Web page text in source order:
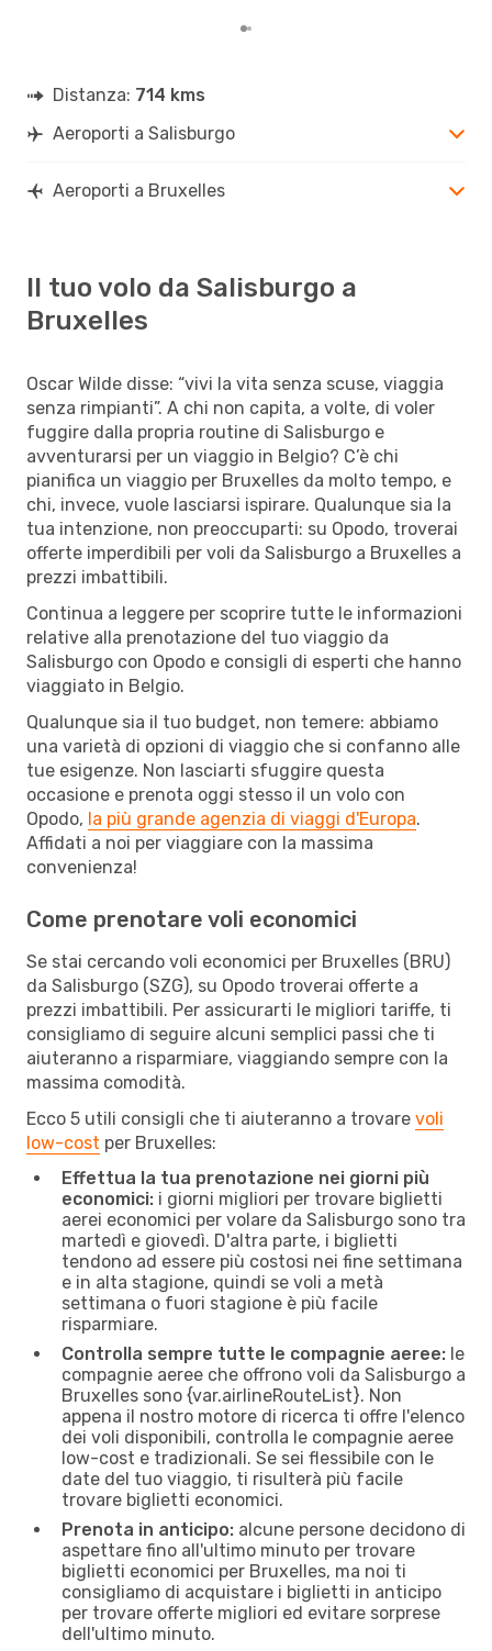
Distanza: 714 kms
Aeroporti a Salisburgo
Aeroporti a Bruxelles
Il tuo volo da Salisburgo a
Bruxelles
Oscar Wilde disse: “vivi la vita senza scuse, viaggia
senza rimpianti”. A chi non capita, a volte, di voler
fuggire dalla propria routine di Salisburgo e
avventurarsi per un viaggio in Belgio? C’è chi
pianifica un viaggio per Bruxelles da molto tempo, e
chi, invece, vuole lasciarsi ispirare. Qualunque sia la
tua intenzione, non preoccuparti: su Opodo, troverai
offerte imperdibili per voli da Salisburgo a Bruxelles a
prezzi imbattibili.
Continua a leggere per scoprire tutte le informazioni
relative alla prenotazione del tuo viaggio da
Salisburgo con Opodo e consigli di esperti che hanno
viaggiato in Belgio.
Qualunque sia il tuo budget, non temere: abbiamo
una varietà di opzioni di viaggio che si confanno alle
tue esigenze. Non lasciarti sfuggire questa
occasione e prenota oggi stesso il un volo con
Opodo, la più grande agenzia di viaggi d'Europa.
Affidati a noi per viaggiare con la massima
convenienza!
Come prenotare voli economici
Se stai cercando voli economici per Bruxelles (BRU)
da Salisburgo (SZG), su Opodo troverai offerte a
prezzi imbattibili. Per assicurarti le migliori tariffe, ti
consigliamo di seguire alcuni semplici passi che ti
aiuteranno a risparmiare, viaggiando sempre con la
massima comodità.
Ecco 5 utili consigli che ti aiuteranno a trovare voli
low-cost per Bruxelles:
Effettua la tua prenotazione nei giorni più
economici: i giorni migliori per trovare biglietti
aerei economici per volare da Salisburgo sono tra
martedì e giovedì. D'altra parte, i biglietti
tendono ad essere più costosi nei fine settimana
e in alta stagione, quindi se voli a metà
settimana o fuori stagione è più facile
risparmiare.
Controlla sempre tutte le compagnie aeree: le
compagnie aeree che offrono voli da Salisburgo a
Bruxelles sono {​var.airlineRouteList}. Non
appena il nostro motore di ricerca ti offre l'elenco
dei voli disponibili, controlla le compagnie aeree
low-cost e tradizionali. Se sei flessibile con le
date del tuo viaggio, ti risulterà più facile
trovare biglietti economici.
Prenota in anticipo: alcune persone decidono di
aspettare fino all'ultimo minuto per trovare
biglietti economici per Bruxelles, ma noi ti
consigliamo di acquistare i biglietti in anticipo
per trovare offerte migliori ed evitare sorprese
dell'ultimo minuto.